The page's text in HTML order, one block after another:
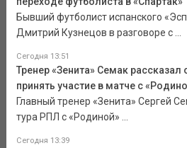
Бывший футболист испанского
Дмитрий Кузнецов в разговоре с ...
Сегодня 13:51
Тренер «Зенита» Семак
принять участие в матче с
Главный тренер «Зенита» Сергей
тура РПЛ с «Родиной» ...
Сегодня 13:39